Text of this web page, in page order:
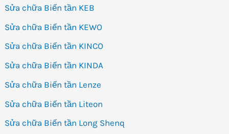
Sửa chữa Biến tần KEB
Sửa chữa Biến tần KEWO
Sửa chữa Biến tần KINCO
Sửa chữa Biến tần KINDA
Sửa chữa Biến tần Lenze
Sửa chữa Biến tần Liteon
Sửa chữa Biến tần Long Shenq